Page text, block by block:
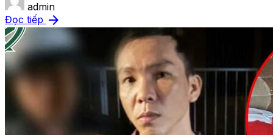
admin
Đọc tiếp arrow_forward